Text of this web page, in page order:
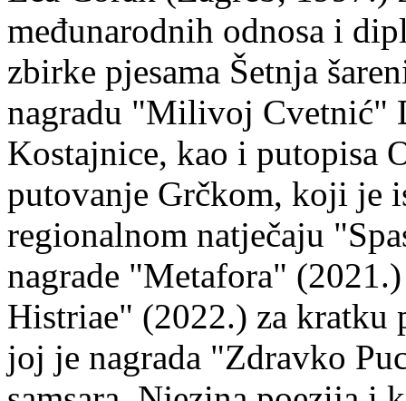
međunarodnih odnosa i
zbirke pjesama Šetnja
nagradu "Milivoj Cvetnić"
Kostajnice, kao i putopisa
putovanje Grčkom, koji je
regionalnom natječaju
nagrade "Metafora"
Histriae" (2022.) za kratku
joj je nagrada "Zdravko